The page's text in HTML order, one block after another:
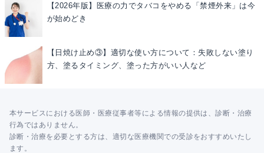
【2026年版】医療の力でタバコをやめる「禁煙外来」は今
が始めどき
【日焼け止め③】適切な使い方について：失敗しない塗り
方、塗るタイミング、塗った方がいい人など
本サービスにおける医師・医療従事者等による情報の提供は、診断・治療
行為ではありません。
診断・治療を必要とする方は、適切な医療機関での受診をおすすめいたし
ます。